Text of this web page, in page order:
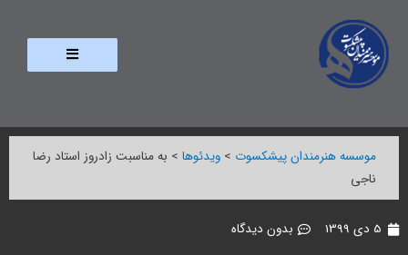
موسسه هنرمندان پیشکسوت > ویدئوها > به مناسبت زادروز استاد رضا
ناجی
5 دی 1399 بدون دیدگاه